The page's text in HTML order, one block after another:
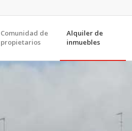
Comunidad de
propietarios
Alquiler de
inmuebles